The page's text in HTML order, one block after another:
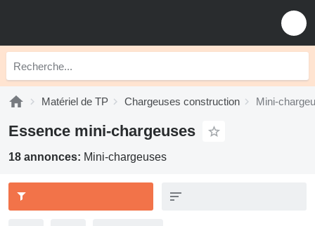
Matériel de TP Chargeuses construction Mini-
Essence mini-chargeuses
18 annonces: Mini-chargeuses